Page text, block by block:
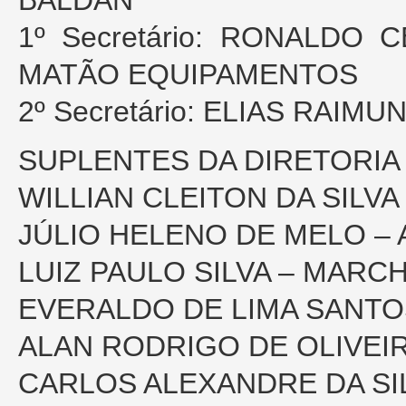
1º Secretário: RONALDO
MATÃO EQUIPAMENTOS
2º Secretário: ELIAS
SUPLENTES DA DIRETORIA
WILLIAN CLEITON DA
JÚLIO HELENO DE MELO –
LUIZ PAULO SILVA –
EVERALDO DE LIMA
ALAN RODRIGO DE
CARLOS ALEXANDRE DA